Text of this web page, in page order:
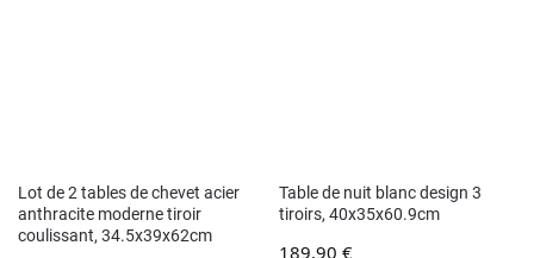
Lot de 2 tables de chevet acier
anthracite moderne tiroir
coulissant, 34.5x39x62cm
Table de nuit blanc design 3
tiroirs, 40x35x60.9cm
189,90 €